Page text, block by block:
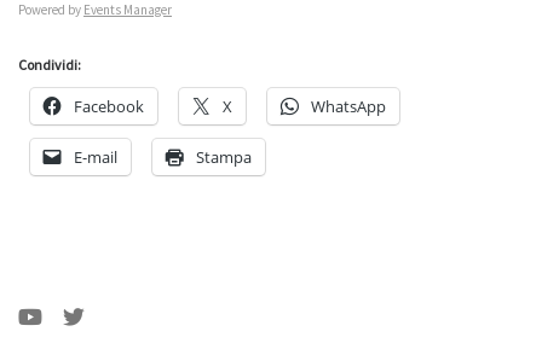
Powered by Events Manager
Condividi:
Facebook X WhatsApp
E-mail Stampa